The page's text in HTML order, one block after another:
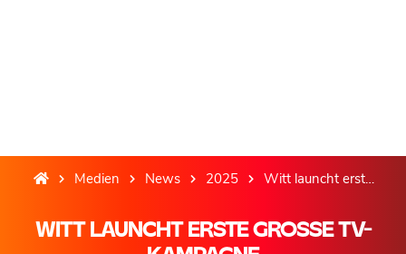
Medien News 2025 Witt launcht erste große TV-Kampagne
WITT LAUNCHT ERSTE GROSSE TV-K